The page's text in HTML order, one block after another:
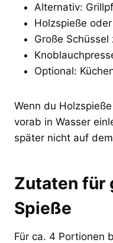
Alternativ:
Holzspieße
Große
Optional:
Wenn du
vorab in Wasser
später nicht auf
Zutaten für
Spieße
Für ca. 4 Portionen